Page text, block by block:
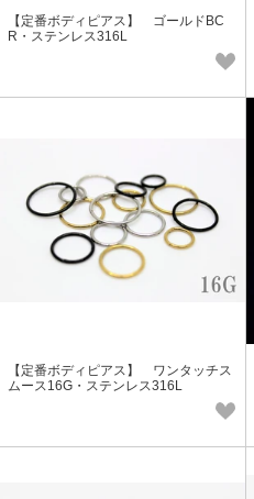
【定番ボディピアス】 ゴールドBC
R・ステンレス316L
【定番ボディピアス】 ワンタッチス
ムース16G・ステンレス316L